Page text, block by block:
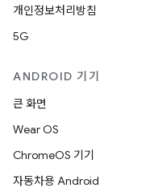
개인정보처리방침
5G
ANDROID 기기
큰 화면
Wear OS
ChromeOS 기기
자동차용 Android